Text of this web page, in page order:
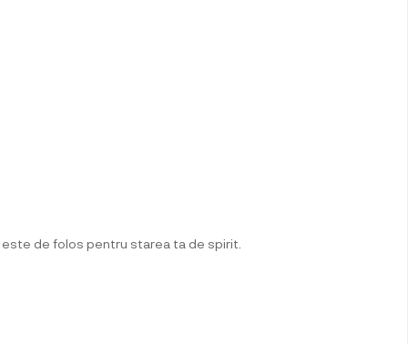
de folos pentru starea ta de spirit.